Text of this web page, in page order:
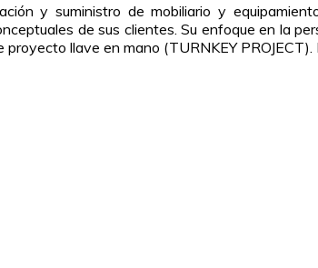
y suministro de mobiliario y
de sus clientes. Su enfoque en la
llave en mano (TURNKEY